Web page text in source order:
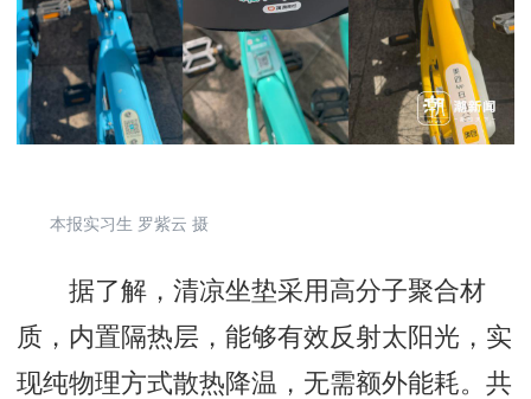
本报实习生 罗紫云 摄
据了解，清凉坐垫采用高分子聚合材
质，内置隔热层，能够有效反射太阳光，实
现纯物理方式散热降温，无需额外能耗。共